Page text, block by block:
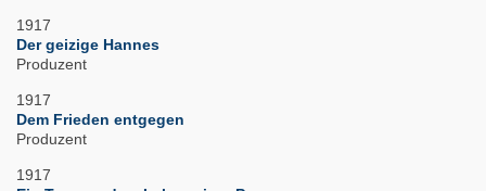
1917
Der geizige Hannes
Produzent
1917
Dem Frieden entgegen
Produzent
1917